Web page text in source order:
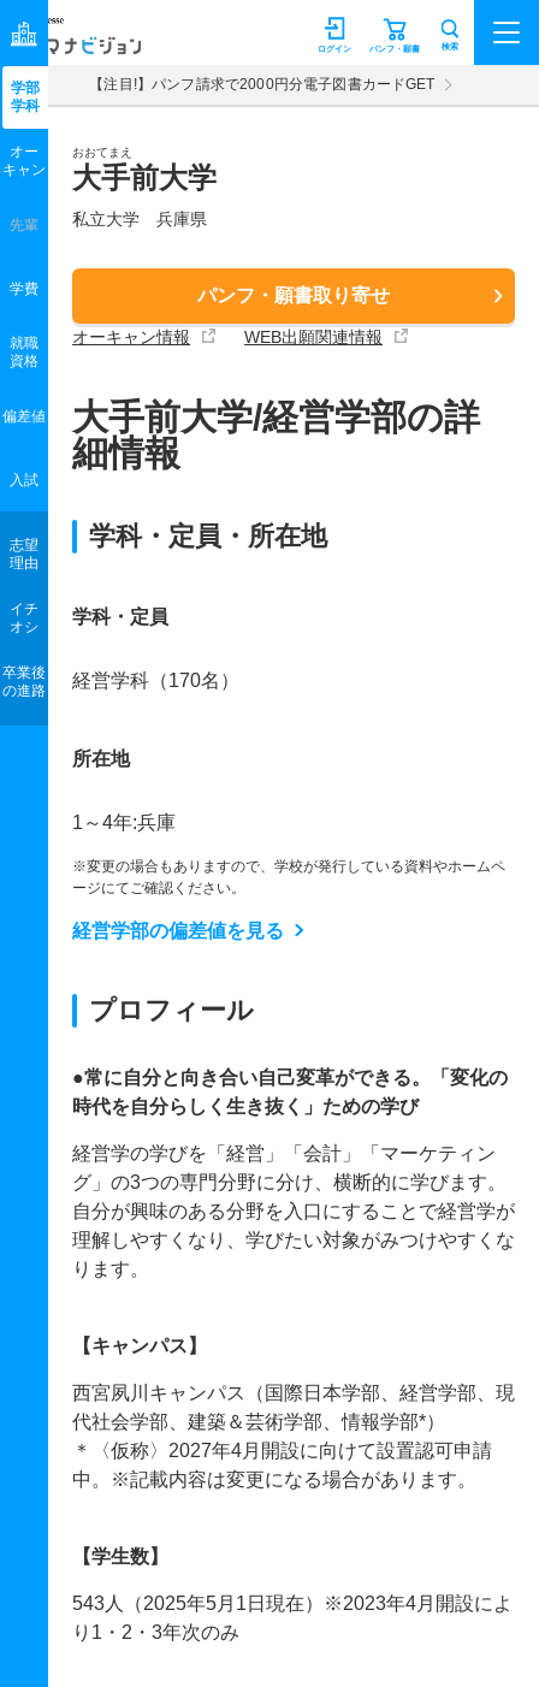
マナビジョン パンフ・願書
ログイン 検索
【注目!】パンフ請求で2000円分電子図書カードGET
おおてまえ
大手前大学
私立大学 兵庫県
パンフ・願書取り寄せ
オーキャン情報 WEB出願関連情報
学部
学科
オー
キャン
先輩
学費
就職
資格
偏差値
入試
志望
理由
イチ
オシ
卒業後
の進路
大手前大学/経営学部の詳
細情報
学科・定員・所在地
学科・定員
経営学科（170名）
所在地
1～4年:兵庫
※変更の場合もありますので、学校が発行している資料やホームペ
ージにてご確認ください。
経営学部の偏差値を見る
プロフィール
●常に自分と向き合い自己変革ができる。「変化の
時代を自分らしく生き抜く」ための学び
経営学の学びを「経営」「会計」「マーケティン
グ」の3つの専門分野に分け、横断的に学びます。
自分が興味のある分野を入口にすることで経営学が
理解しやすくなり、学びたい対象がみつけやすくな
ります。
【キャンパス】
西宮夙川キャンパス（国際日本学部、経営学部、現
代社会学部、建築＆芸術学部、情報学部*）
＊〈仮称〉2027年4月開設に向けて設置認可申請
中。※記載内容は変更になる場合があります。
【学生数】
543人（2025年5月1日現在）※2023年4月開設によ
り1・2・3年次のみ